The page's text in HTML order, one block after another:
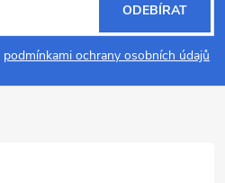
podmínkami ochrany osobních údajů
ODEBÍRAT